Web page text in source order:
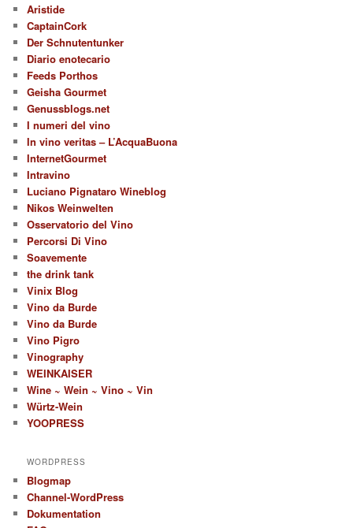
Aristide
CaptainCork
Der Schnutentunker
Diario enotecario
Feeds Porthos
Geisha Gourmet
Genussblogs.net
I numeri del vino
In vino veritas – L’AcquaBuona
InternetGourmet
Intravino
Luciano Pignataro Wineblog
Nikos Weinwelten
Osservatorio del Vino
Percorsi Di Vino
Soavemente
the drink tank
Vinix Blog
Vino da Burde
Vino da Burde
Vino Pigro
Vinography
WEINKAISER
Wine ~ Wein ~ Vino ~ Vin
Würtz-Wein
YOOPRESS
WORDPRESS
Blogmap
Channel-WordPress
Dokumentation